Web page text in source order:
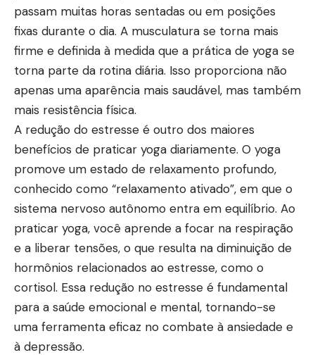
passam muitas horas sentadas ou em posições
fixas durante o dia. A musculatura se torna mais
firme e definida à medida que a prática de yoga se
torna parte da rotina diária. Isso proporciona não
apenas uma aparência mais saudável, mas também
mais resistência física.
A redução do estresse é outro dos maiores
benefícios de praticar yoga diariamente. O yoga
promove um estado de relaxamento profundo,
conhecido como “relaxamento ativado”, em que o
sistema nervoso autônomo entra em equilíbrio. Ao
praticar yoga, você aprende a focar na respiração
e a liberar tensões, o que resulta na diminuição de
hormônios relacionados ao estresse, como o
cortisol. Essa redução no estresse é fundamental
para a saúde emocional e mental, tornando-se
uma ferramenta eficaz no combate à ansiedade e
à depressão.